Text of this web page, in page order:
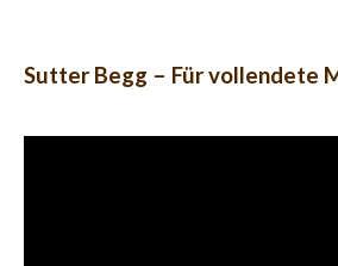
Sutter Begg – Für vollendete